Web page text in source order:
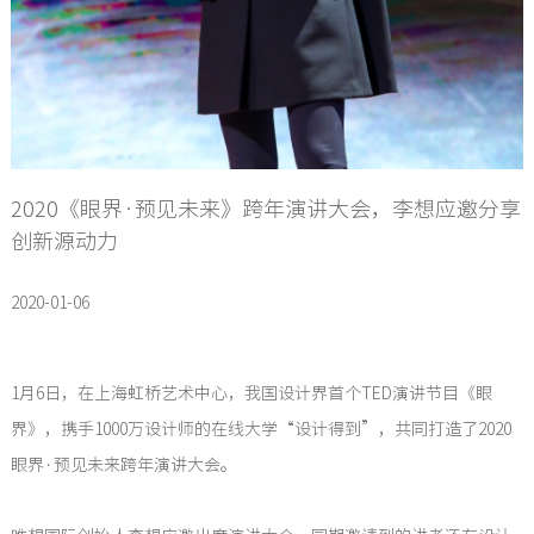
2020《眼界·预见未来》跨年演讲大会，李想应邀分享
创新源动力
2020-01-06
1月6日，在上海虹桥艺术中心，我国设计界首个TED演讲节目《眼
界》，携手1000万设计师的在线大学“设计得到”，共同打造了2020
眼界·预见未来跨年演讲大会。